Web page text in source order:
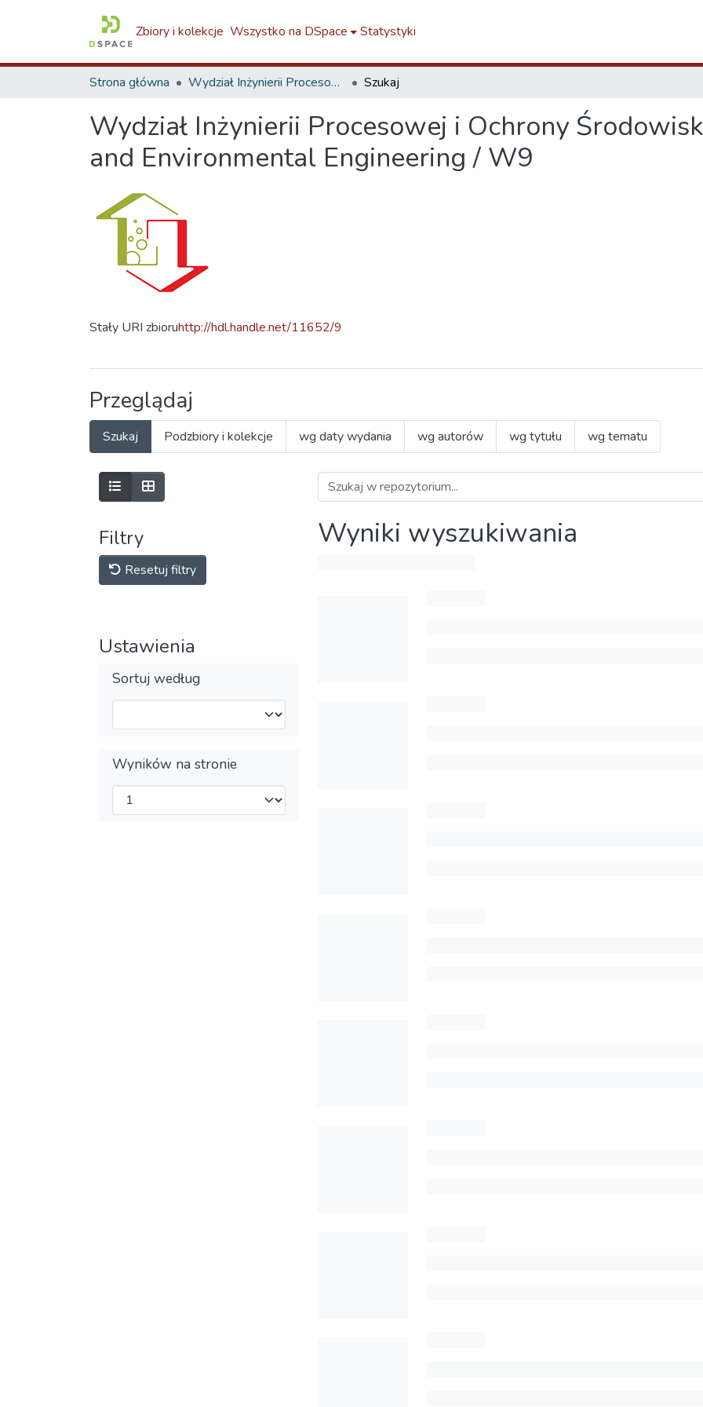
Zbiory i kolekcje Wszystko na DSpace Statystyki
Strona główna Wydział Inżynierii Procesowej i Ochrony Środowiska / Faculty of Process and Environmental Engineering / W9 Szukaj
Wydział Inżynierii Procesowej i Ochrony
and Environmental Engineering / W9
Stały URI zbioruhttp://hdl.handle.net/11652/9
Przeglądaj
Szukaj Podzbiory i kolekcje wg daty wydania wg autorów wg tytułu wg tematu
Filtry
Resetuj filtry
Ustawienia
Sortuj według
Wyników na stronie
Wyniki wyszukiwania